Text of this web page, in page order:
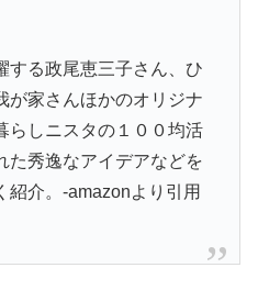
する政尾恵三子さん、ひ
が家さんほかのオリジナ
らしニスタの１００均活
た秀逸なアイデアなどを
紹介。-amazonより引用